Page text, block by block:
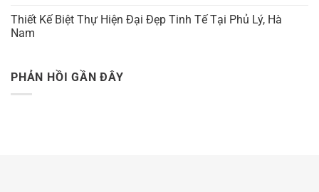
Thiết Kế Biệt Thự Hiện Đại Đẹp Tinh Tế Tại Phủ Lý, Hà
Nam
PHẢN HỒI GẦN ĐÂY